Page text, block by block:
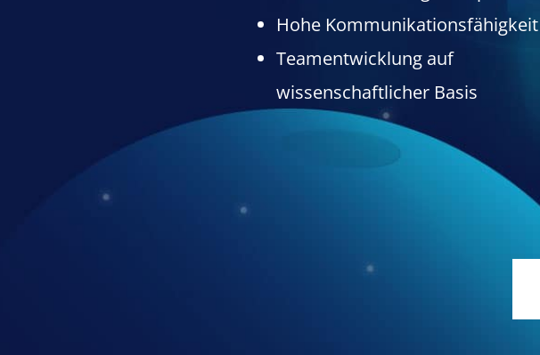
Hohe Kommunikationsfähigkeit
Teamentwicklung auf
wissenschaftlicher Basis